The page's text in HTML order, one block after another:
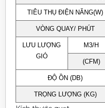
TIÊU THỤ ĐIỆN NĂNG(W)
VÒNG QUAY/ PHÚT
LƯU LƯỢNG
GIÓ
M3/H
(CFM)
ĐỘ ỒN (DB)
TRỌNG LƯỢNG (KG)